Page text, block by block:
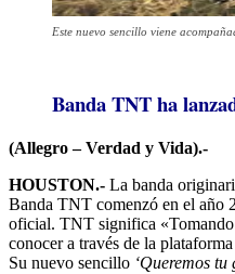
Este nuevo sencillo viene
Banda TNT ha
(Allegro – Verdad y Vida).-
HOUSTON.- La banda
Banda TNT comenzó en el año
oficial. TNT significa «Tomando
conocer a través de la
Su nuevo sencillo ‘Queremos tu